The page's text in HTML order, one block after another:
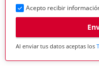
Acepto recibir
Al enviar tus datos aceptas los